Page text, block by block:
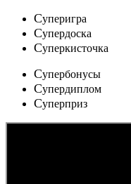
Cуперигра
Cупердоска
Cуперкисточка
Cупербонусы
Cупердиплом
Cуперприз